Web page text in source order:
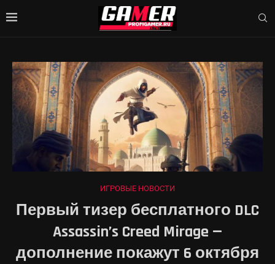
ИГРОВЫЕ НОВОСТИ
Первый тизер бесплатного DLC
Assassin’s Creed Mirage —
дополнение покажут 6 октября